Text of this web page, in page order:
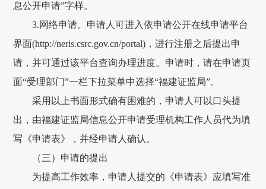
息公开申请”字样。
3.网络申请。申请人可进入依申请公开在线申请平台
界面(http://neris.csrc.gov.cn/portal)，进行注册之后提出申
请，并可通过该平台查询办理进度。申请时，请在申请页
面“受理部门”一栏下拉菜单中选择“福建证监局”。
采用以上书面形式确有困难的，申请人可以口头提
出，由福建证监局信息公开申请受理机构工作人员代为填
写《申请表》，并经申请人确认。
（三）申请的提出
为提高工作效率，申请人提交的《申请表》应填写准